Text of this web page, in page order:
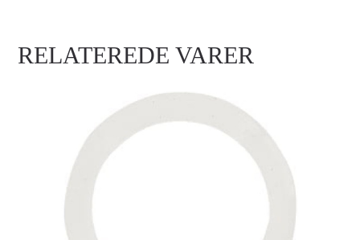
RELATEREDE VARER